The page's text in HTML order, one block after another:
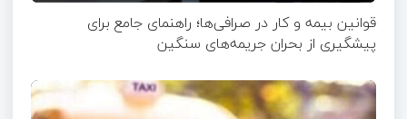
قوانین بیمه و کار در صرافی‌ها؛ راهنمای جامع برای
پیشگیری از بحران جریمه‌های سنگین